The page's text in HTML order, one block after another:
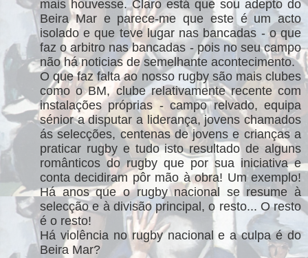
mais houvesse. Claro está que sou adepto do
Beira Mar e parece-me que este é um acto
isolado e que teve lugar nas bancadas - o que
faz o arbitro nas bancadas - pois no seu campo
não há noticias de semelhante acontecimento.
O que faz falta ao nosso rugby são mais clubes
como o BM, clube relativamente recente com
instalações próprias - campo relvado, equipa
sénior a disputar a liderança, jovens chamados
ás selecções, centenas de jovens e crianças a
praticar rugby e tudo isto resultado de alguns
românticos do rugby que por sua iniciativa e
conta decidiram pôr mão à obra! Um exemplo!
Há anos que o rugby nacional se resume à
selecção e à divisão principal, o resto... O resto
é o resto!
Há violência no rugby nacional e a culpa é do
Beira Mar?